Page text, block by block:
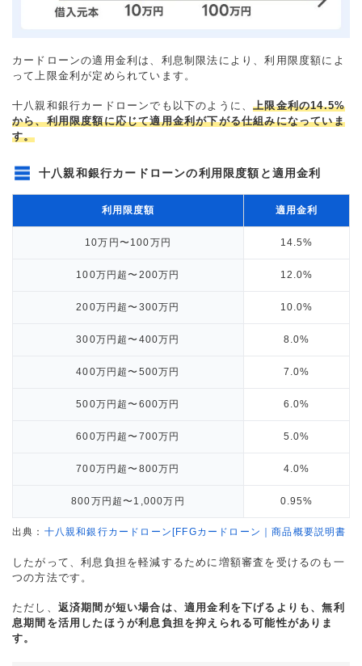
カードローンの適用金利は、利息制限法により、利用限度額によ
って上限金利が定められています。
十八親和銀行カードローンでも以下のように、上限金利の14.5%
から、利用限度額に応じて適用金利が下がる仕組みになっていま
す。
十八親和銀行カードローンの利用限度額と適用金利
利用限度額 適用金利
10万円〜100万円 14.5%
100万円超〜200万円 12.0%
200万円超〜300万円 10.0%
300万円超〜400万円 8.0%
400万円超〜500万円 7.0%
500万円超〜600万円 6.0%
600万円超〜700万円 5.0%
700万円超〜800万円 4.0%
800万円超〜1,000万円 0.95%
出典： 十八親和銀行カードローン[FFGカードローン｜商品概要説明書
したがって、利息負担を軽減するために増額審査を受けるのも一
つの方法です。
ただし、 返済期間が短い場合は、適用金利を下げるよりも、無利
息期間を活用したほうが利息負担を抑えられる可能性がありま
す。